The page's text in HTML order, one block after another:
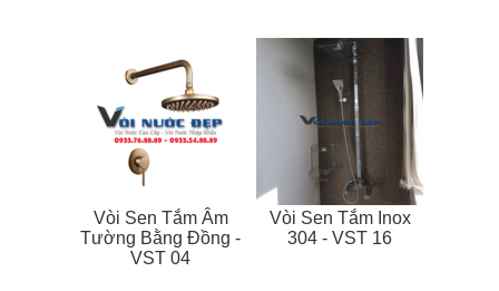
Vòi Sen Tắm Âm
Tường Bằng Đồng -
VST 04
Vòi Sen Tắm Inox
304 - VST 16